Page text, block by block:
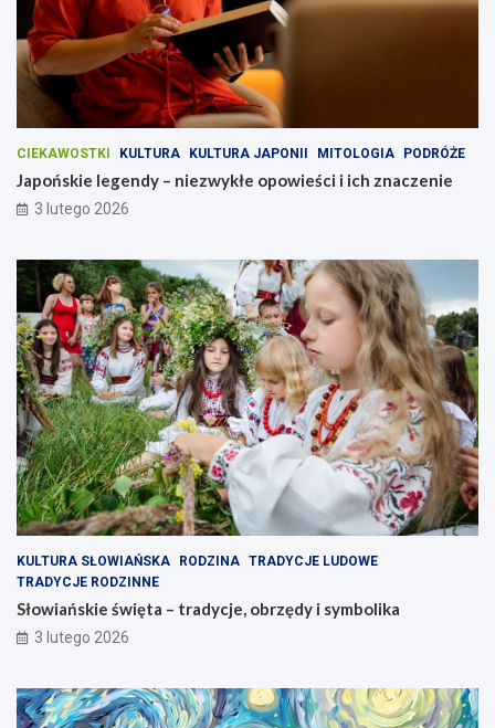
l
i
i
c
h
n
a
z
e
e
CIEKAWOSTKI KULTURA KULTURA JAPONII MITOLOGIA PODRÓŻE
Japońskie legendy – niezwykłe opowieści i ich znaczenie
3 lutego 2026
KULTURA SŁOWIAŃSKA RODZINA TRADYCJE LUDOWE
TRADYCJE RODZINNE
Słowiańskie święta – tradycje, obrzędy i symbolika
3 lutego 2026